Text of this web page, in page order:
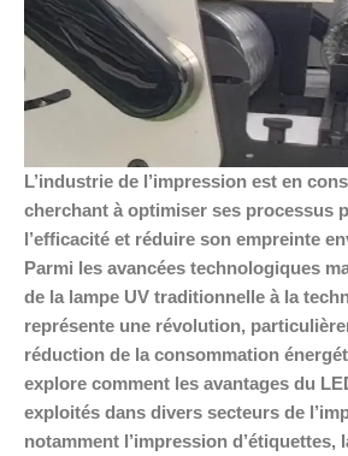
L’industrie de l’impression est en
cherchant à optimiser ses processus
l’efficacité et réduire son empreinte
Parmi les avancées technologiques
de la lampe UV traditionnelle à la
représente une révolution,
réduction de la consommation
explore comment les avantages du
exploités dans divers secteurs de
notamment l’impression d’étiquettes,